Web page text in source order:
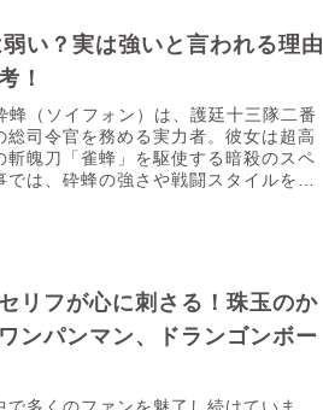
い？実は強いと言われる理由
！
蜂（ソイフォン）は、護廷十三隊二番
総司令官を務める実力者。彼女は超高
斬魄刀「雀蜂」を駆使する暗殺のスペ
は、砕蜂の強さや戦闘スタイルを詳
リフが心に刺さる！珠玉のか
ンパンマン、ドランゴンボー